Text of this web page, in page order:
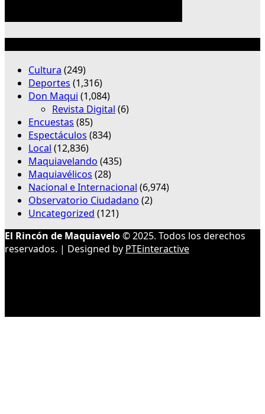
Cultura (249)
Deportes (1,316)
Don Maqui (1,084)
Revista Digital (6)
Encuestas (85)
Espectáculos (834)
Local (12,836)
Maquiavelando (435)
Maquiavélicos (28)
Nacional e Internacional (6,974)
Observatorio Ciudadano (2)
Uncategorized (121)
El Rincón de Maquiavelo© 2025. Todos los derechos
reservados. | Designed by PTEinteractive